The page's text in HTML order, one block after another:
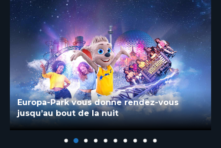
Europa-Park vous donne rendez-vous
jusqu’au bout de la nuit